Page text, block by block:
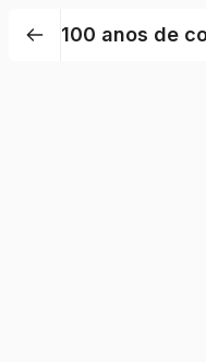
100 anos de